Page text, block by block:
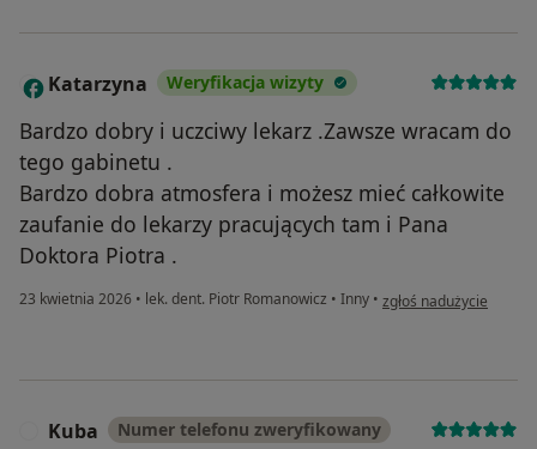
K Katarzyna Weryfikacja wizyty
Bardzo dobry i uczciwy lekarz .Zawsze wracam do
tego gabinetu .
Bardzo dobra atmosfera i możesz mieć całkowite
zaufanie do lekarzy pracujących tam i Pana
Doktora Piotra .
23 kwietnia 2026 • lek. dent. Piotr Romanowicz • Inny • w opinii użytkownika
zgłoś nadużycie
Kuba Numer telefonu zweryfikowany